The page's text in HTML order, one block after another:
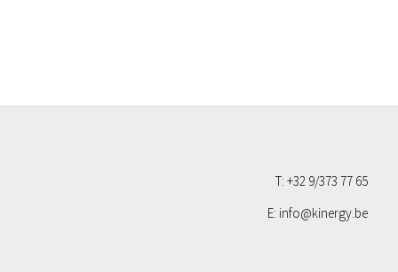
T: +32 9/373 77 65
E: info@kinergy.be